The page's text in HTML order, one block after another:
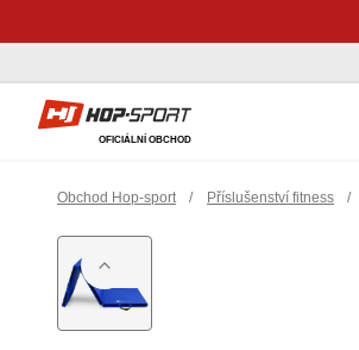
Hop-Sport.cz
OFICIÁLNÍ OBCHOD
Obchod Hop-sport / Příslušenství fitness /